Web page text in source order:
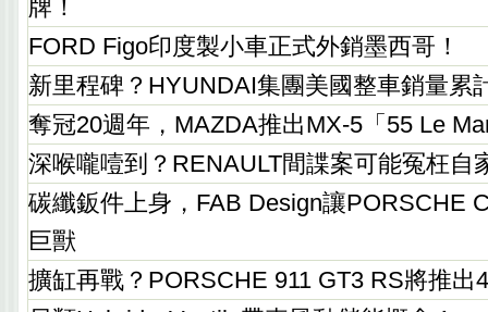
牌！
FORD Figo印度製小車正式外銷墨西哥！
新里程碑？HYUNDAI集團美國整車銷量累
奪冠20週年，MAZDA推出MX-5「55 Le
深喉嚨噎到？RENAULT間諜案可能冤枉自
碳纖鈑件上身，FAB Design讓PORSCHE
巨獸
擴缸再戰？PORSCHE 911 GT3 RS將推出